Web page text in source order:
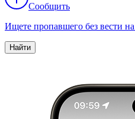
Сообщить
Ищете пропавшего без вести
Найти